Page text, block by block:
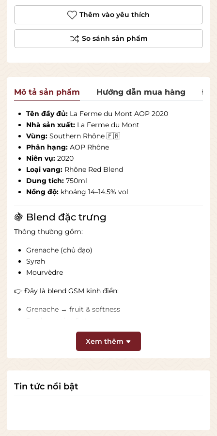
Thêm vào yêu thích
Mô tả sản phẩm Hướng dẫn mua hàng
Tên đầy đủ: La Ferme du Mont AOP 2020
Nhà sản xuất: La Ferme du Mont
Vùng: Southern Rhône 🇫🇷
Phân hạng: AOP Rhône
Niên vụ: 2020
Loại vang: Rhône Red Blend
Dung tích: 750ml
Nồng độ: khoảng 14–14.5% vol
🍇 Blend đặc trưng
Thông thường gồm:
Grenache (chủ đạo)
Syrah
Mourvèdre
👉 Đây là blend GSM kinh điển:
Grenache → fruit & softness
Mourvèdre → chiều sâu savory
⚙️ Phong cách rượu
Tổng thể:
Dry red wine
Medium to Full body
Fruit-forward đẹp
Xem thêm
Tin tức nổi bật